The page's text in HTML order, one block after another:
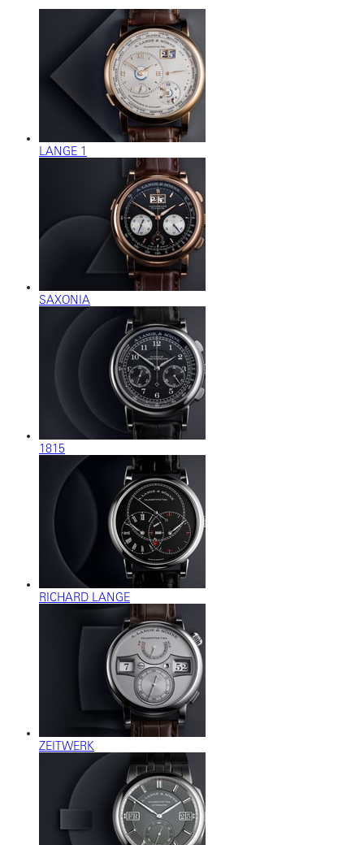
LANGE 1
SAXONIA
1815
RICHARD LANGE
ZEITWERK